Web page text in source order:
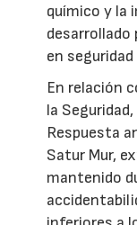
químico y la
en
En relación
la
Respuesta
Satur Mur,
mantenido